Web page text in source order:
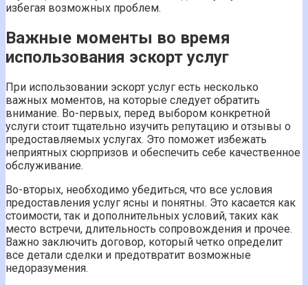
избегая возможных проблем.
Важные моменты во время
использования эскорт услуг
При использовании эскорт услуг есть несколько
важных моментов, на которые следует обратить
внимание. Во-первых, перед выбором конкретной
услуги стоит тщательно изучить репутацию и отзывы о
предоставляемых услугах. Это поможет избежать
неприятных сюрпризов и обеспечить себе качественное
обслуживание.
Во-вторых, необходимо убедиться, что все условия
предоставления услуг ясны и понятны. Это касается как
стоимости, так и дополнительных условий, таких как
место встречи, длительность сопровождения и прочее.
Важно заключить договор, который четко определит
все детали сделки и предотвратит возможные
недоразумения.